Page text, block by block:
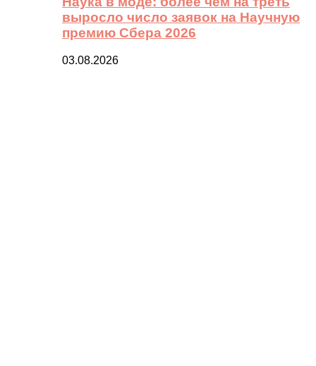
выросло число заявок на Научную
премию Сбера 2026
03.08.2026